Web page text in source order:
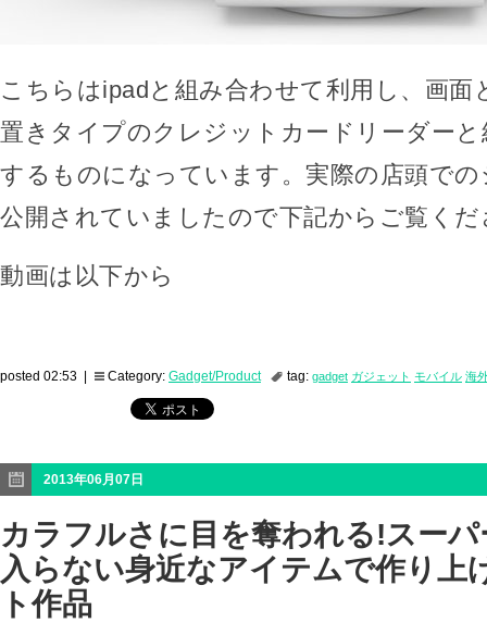
こちらはipadと組み合わせて利用し、画面
置きタイプのクレジットカードリーダー
するものになっています。実際の店頭で
公開されていましたので下記からご覧くだ
動画は以下から
posted 02:53 | Category: Gadget/Product tag: gadget ガジェット モバイル 海
2013年06月07日
カラフルさに目を奪われる!スー
入らない身近なアイテムで作り上
ト作品